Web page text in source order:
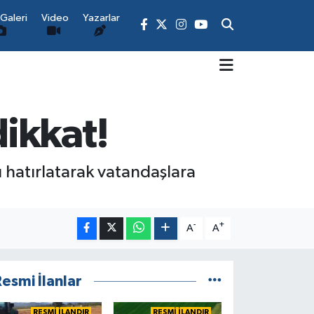
Video Yazarlar
vatandaşlara
A- A+
İlanlar
RESMİ İLANDIR RESMİ İLANDIR